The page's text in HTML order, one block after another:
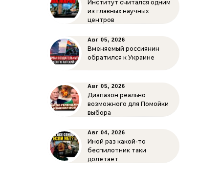
Институт считался одним
из главных научных
центров
Авг 05, 2026
Вменяемый россиянин
обратился к Украине
Авг 05, 2026
Диапазон реально
возможного для Помойки
выбора
Авг 04, 2026
Иной раз какой-то
беспилотник таки
долетает